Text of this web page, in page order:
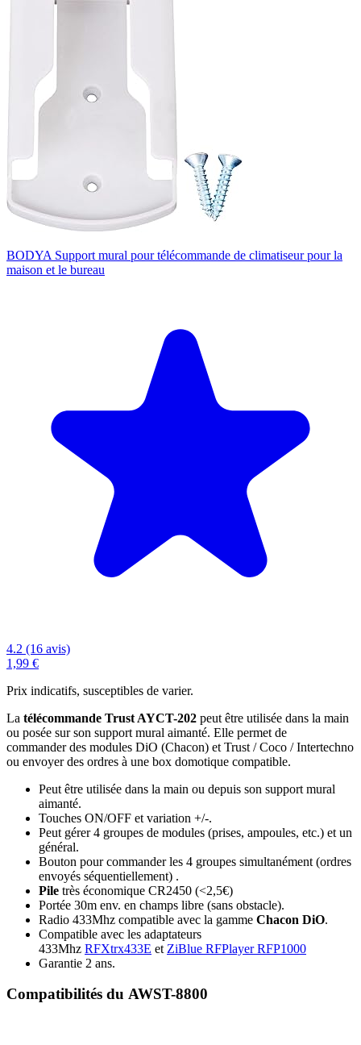
BODYA Support mural pour télécommande de climatiseur pour la
maison et le bureau
4.2 (16 avis)
1,99 €
Prix indicatifs, susceptibles de varier.
La télécommande Trust AYCT-202 peut être utilisée dans la main
ou posée sur son support mural aimanté. Elle permet de
commander des modules DiO (Chacon) et Trust / Coco / Intertechno
ou envoyer des ordres à une box domotique compatible.
Peut être utilisée dans la main ou depuis son support mural
aimanté.
Touches ON/OFF et variation +/-.
Peut gérer 4 groupes de modules (prises, ampoules, etc.) et un
général.
Bouton pour commander les 4 groupes simultanément (ordres
envoyés séquentiellement) .
Pile très économique CR2450 (<2,5€)
Portée 30m env. en champs libre (sans obstacle).
Radio 433Mhz compatible avec la gamme Chacon DiO.
Compatible avec les adaptateurs
433Mhz RFXtrx433E et ZiBlue RFPlayer RFP1000
Garantie 2 ans.
Compatibilités du AWST-8800